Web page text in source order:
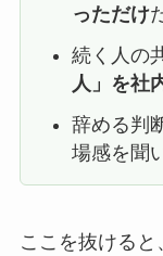
っただけ
続く人の
人」を社
辞める判
場感を聞
ここを抜ける